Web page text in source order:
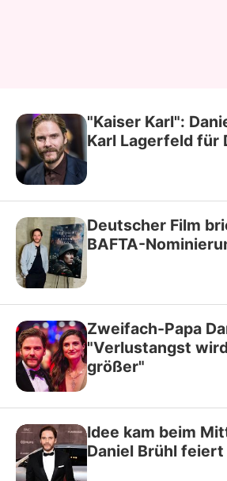
"Kaiser Karl":
Karl Lagerfeld für
Deutscher Film
BAFTA-
Zweifach-Papa
"Verlustangst
größer"
Idee kam beim
Daniel Brühl